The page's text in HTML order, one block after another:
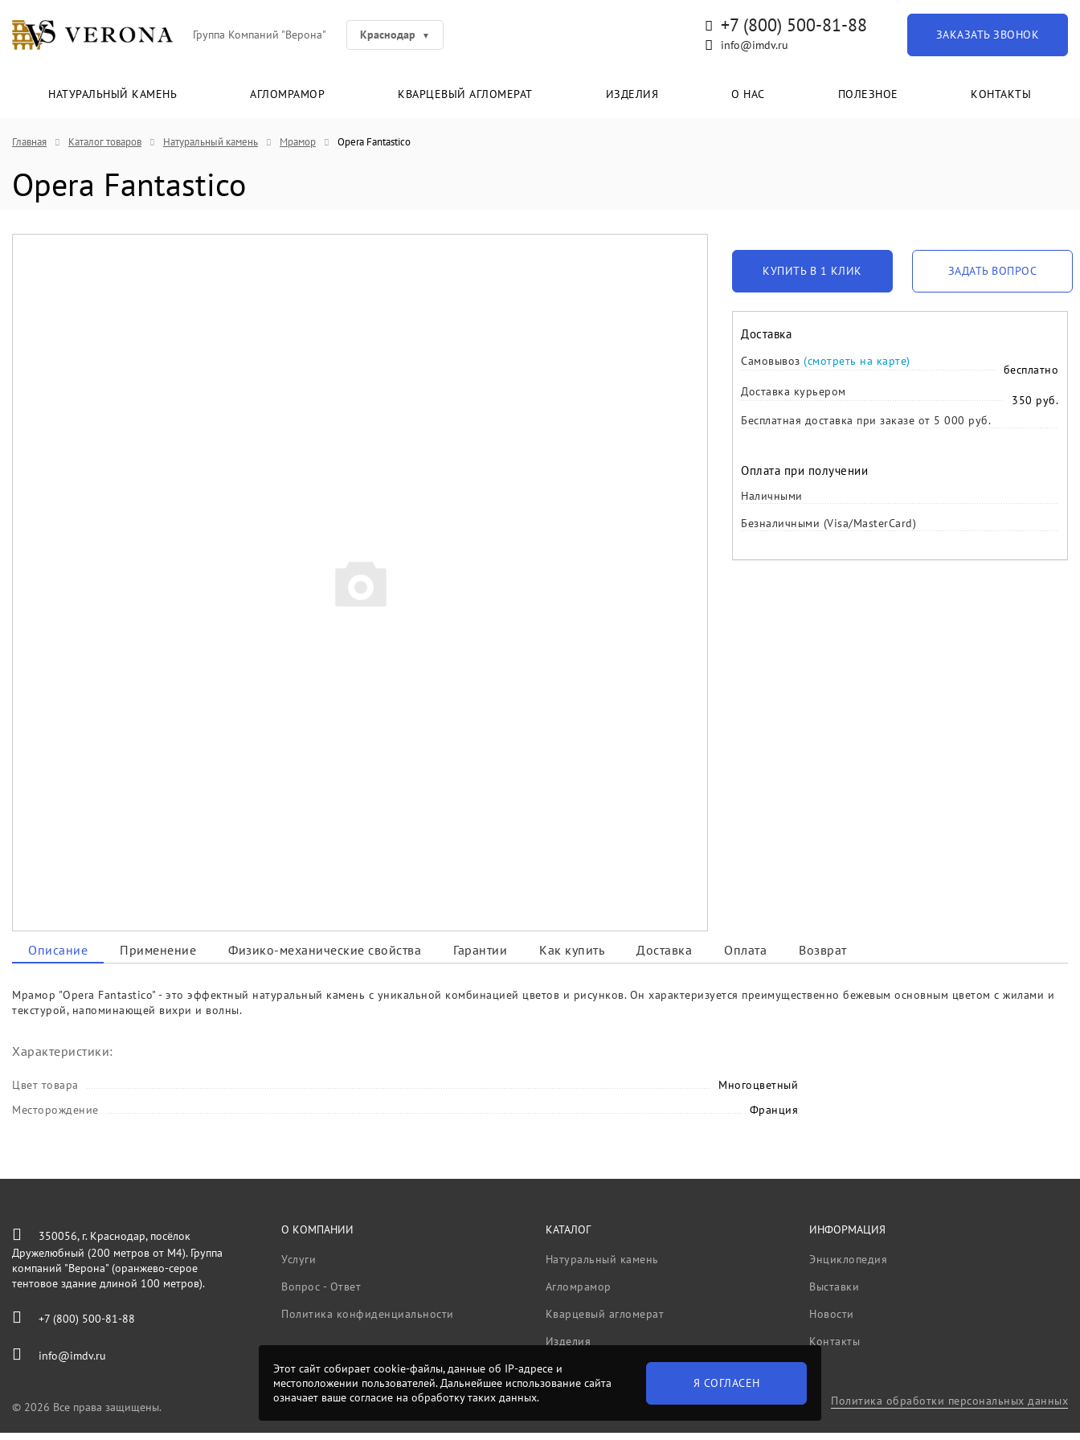
Группа Компаний "Верона" Краснодар +7 (800) 500-81-88
info@imdv.ru
ЗАКАЗАТЬ ЗВОНОК
НАТУРАЛЬНЫЙ КАМЕНЬ АГЛОМРАМОР КВАРЦЕВЫЙ АГЛОМЕРАТ ИЗДЕЛИЯ О НАС ПОЛЕЗНОЕ КОНТАКТЫ
Главная Каталог товаров Натуральный камень Мрамор Opera Fantastico
Opera Fantastico
КУПИТЬ В 1 КЛИК ЗАДАТЬ ВОПРОС
Доставка
Самовывоз (смотреть на карте)
бесплатно
Доставка курьером
350 руб.
Бесплатная доставка при заказе от 5 000 руб.
Оплата при получении
Наличными
Безналичными (Visa/MasterCard)
Описание Применение Физико-механические свойства Гарантии Как купить Доставка Оплата Возврат
Мрамор "Opera Fantastico" - это эффектный натуральный камень с уникальной комбинацией цветов и рисунков. Он характеризуется преимущественно бежевым основным цветом с жилами и
текстурой, напоминающей вихри и волны.
Характеристики:
Цвет товара
Многоцветный
Месторождение
Франция
350056, г. Краснодар, посёлок
Дружелюбный (200 метров от М4). Группа
компаний "Верона" (оранжево-серое
тентовое здание длиной 100 метров).
+7 (800) 500-81-88
info@imdv.ru
О КОМПАНИИ
Услуги
Вопрос - Ответ
Политика конфиденциальности
КАТАЛОГ
Натуральный камень
Агломрамор
Кварцевый агломерат
Изделия
ИНФОРМАЦИЯ
Энциклопедия
Выставки
Новости
Контакты
© 2026 Все права защищены. Политика обработки персональных данных
Этот сайт собирает cookie-файлы, данные об IP-адресе и
местоположении пользователей. Дальнейшее использование сайта
означает ваше согласие на обработку таких данных.
Я СОГЛАСЕН